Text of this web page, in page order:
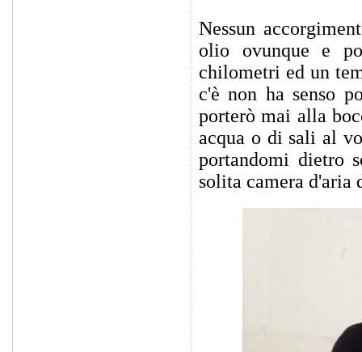
Nessun
olio ovunque e
chilometri ed un
c'è non ha senso
porterò mai alla
acqua o di sali al
portandomi dietro
solita camera d'aria